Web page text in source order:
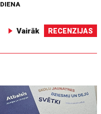
DIENA
Vairāk RECENZIJAS